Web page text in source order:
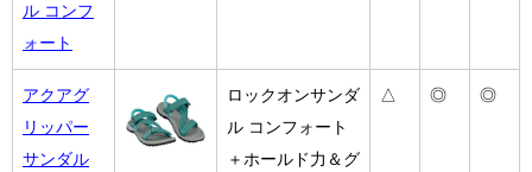
ル コンフ
ォート
アクアグ
リッパー
サンダル
ロックオンサンダ
ル コンフォート
＋ホールド力＆グ
△ ◎ ◎